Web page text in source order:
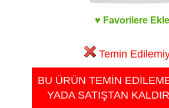
♥ Favorilere Ekle
Temin
BU ÜRÜN TEMİN
YADA SATIŞTAN